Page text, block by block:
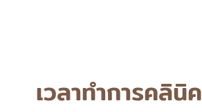
เวลาทำการคลินิค